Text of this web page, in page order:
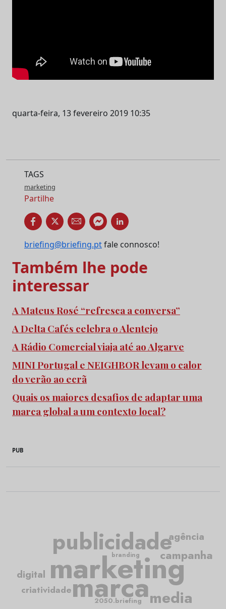
quarta-feira, 13 fevereiro 2019 10:35
TAGS
marketing
Partilhe
briefing@briefing.ptfale connosco!
Também lhe pode
interessar
A Mateus Rosé “refresca a conversa”
A Delta Cafés celebra o Alentejo
A Rádio Comercial viaja até ao Algarve
MINI Portugal e NEIGHBOR levam o calor
do verão ao ecrã
Quais os maiores desafios de adaptar uma
marca global a um contexto local?
PUB
marketing
publicidade
marca
criatividade
campanha
media
agência
digital
2050.briefing
branding